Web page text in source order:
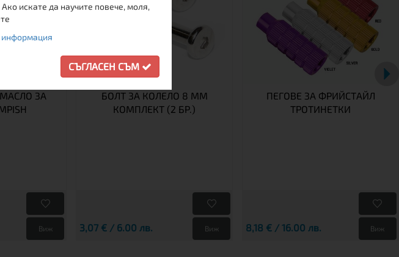
ЗА
Виж
БОЛТ ЗА КОЛЕЛО 8 ММ
КОМПЛЕКТ (2 БР.)
3,07 € / 6.00 лв. Виж
ПЕГОВЕ ЗА ФРИЙСТАЙЛ
ТРОТИНЕТКИ
8,18 € / 16.00 лв. Виж
искате да научите повече, моля,
информация
СЪГЛАСЕН СЪМ